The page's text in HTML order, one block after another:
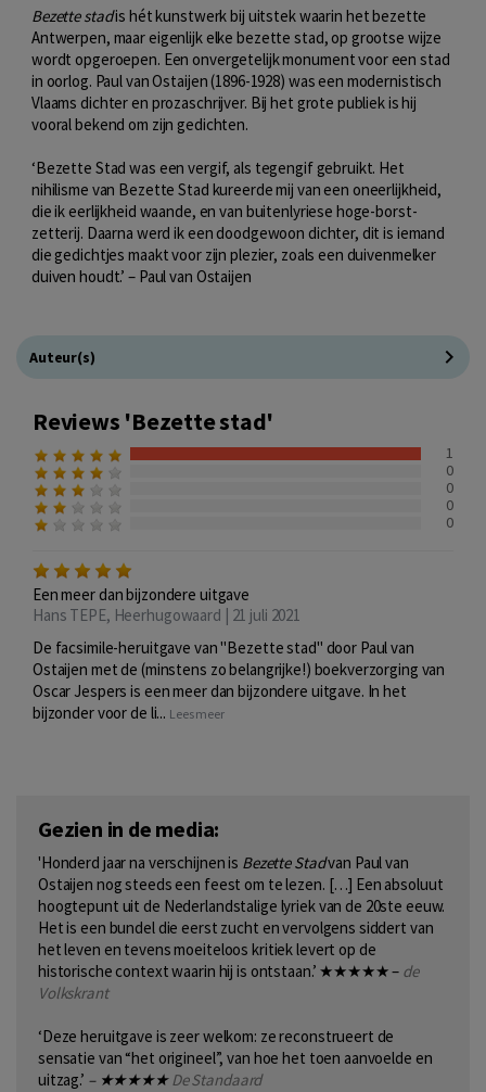
Bezette stadis hét kunstwerk bij uitstek waarin het bezette
Antwerpen, maar eigenlijk elke bezette stad, op grootse wijze
wordt opgeroepen. Een onvergetelijk monument voor een stad
in oorlog. Paul van Ostaijen (1896-1928) was een modernistisch
Vlaams dichter en prozaschrijver. Bij het grote publiek is hij
vooral bekend om zijn gedichten.
‘Bezette Stad was een vergif, als tegengif gebruikt. Het
nihilisme van Bezette Stad kureerde mij van een oneerlijkheid,
die ik eerlijkheid waande, en van buitenlyriese hoge-borst-
zetterij. Daarna werd ik een doodgewoon dichter, dit is iemand
die gedichtjes maakt voor zijn plezier, zoals een duivenmelker
duiven houdt.’ – Paul van Ostaijen
Auteur(s)
Reviews 'Bezette stad'
1
0
0
0
0
Een meer dan bijzondere uitgave
Hans TEPE, Heerhugowaard | 21 juli 2021
De facsimile-heruitgave van "Bezette stad" door Paul van
Ostaijen met de (minstens zo belangrijke!) boekverzorging van
Oscar Jespers is een meer dan bijzondere uitgave. In het
bijzonder voor de li... Lees meer
Gezien in de media:
'Honderd jaar na verschijnen is Bezette Stadvan Paul van
Ostaijen nog steeds een feest om te lezen. […] Een absoluut
hoogtepunt uit de Nederlandstalige lyriek van de 20ste eeuw.
Het is een bundel die eerst zucht en vervolgens siddert van
het leven en tevens moeiteloos kritiek levert op de
historische context waarin hij is ontstaan.’ ★★★★★ – de
Volkskrant
‘Deze heruitgave is zeer welkom: ze reconstrueert de
sensatie van “het origineel”, van hoe het toen aanvoelde en
uitzag.’ – ★★★★★De Standaard